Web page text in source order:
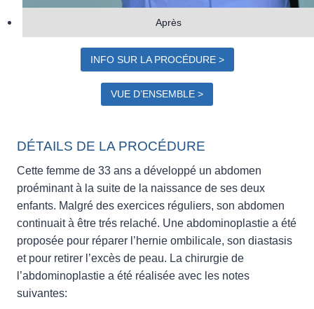
Après
INFO SUR LA PROCÉDURE >
VUE D’ENSEMBLE >
DÉTAILS DE LA PROCÉDURE
Cette femme de 33 ans a développé un abdomen
proéminant à la suite de la naissance de ses deux
enfants. Malgré des exercices réguliers, son abdomen
continuait à être trés relaché. Une abdominoplastie a été
proposée pour réparer l’hernie ombilicale, son diastasis
et pour retirer l’excès de peau. La chirurgie de
l’abdominoplastie a été réalisée avec les notes
suivantes: